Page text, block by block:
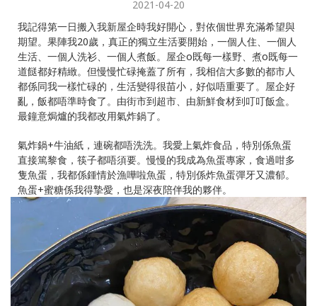
2021-04-20
我記得第一日搬入我新屋企時我好開心，對依個世界充滿希望與
期望。果陣我20歲，真正的獨立生活要開始，一個人住、一個人
生活、一個人洗衫、一個人煮飯。屋企o既每一樣野、煮o既每一
道餸都好精緻。但慢慢忙碌掩蓋了所有，我相信大多數的都市人
都係同我一樣忙碌的，生活變得很苗小，好似唔重要了。屋企好
亂，飯都唔準時食了。由街市到超市、由新鮮食材到叮叮飯盒。
最鐘意焗爐的我都改用氣炸鍋了。
氣炸鍋+牛油紙，連碗都唔洗洗。我愛上氣炸食品，特別係魚蛋
直接篤黎食，筷子都唔須要。慢慢的我成為魚蛋專家，食過咁多
隻魚蛋，我都係鍾情於漁嘩啦魚蛋，特別係炸魚蛋彈牙又濃郁。
魚蛋+蜜糖係我得摯愛，也是深夜陪伴我的夥伴。